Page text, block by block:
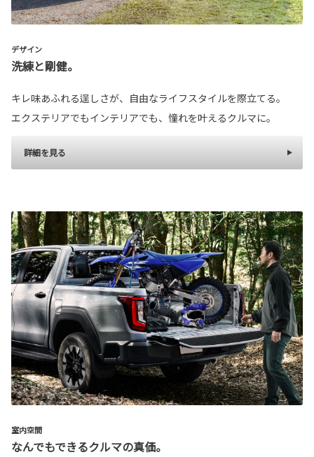
デザイン
洗練と剛健。
キレ味あふれる逞しさが、自由なライフスタイルを際立てる。
エクステリアでもインテリアでも、憧れを叶えるクルマに。
詳細を見る
室内空間
なんでもできるクルマの真価。